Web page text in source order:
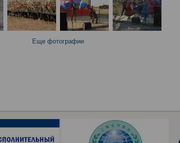
Еще фотографии